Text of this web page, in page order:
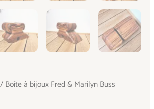
/ Boîte à bijoux Fred & Marilyn Buss